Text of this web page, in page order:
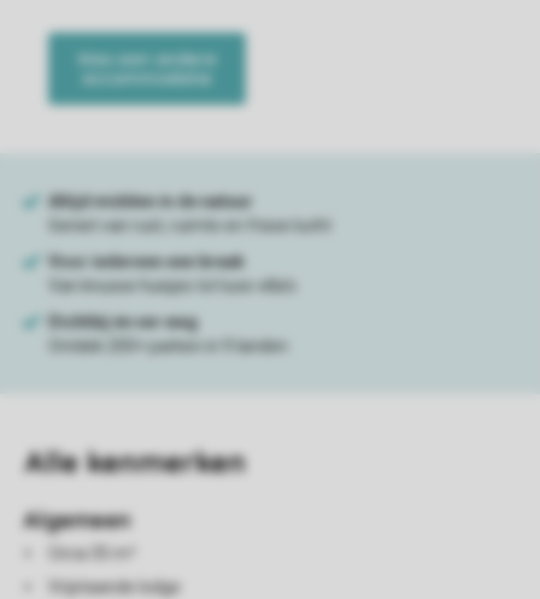
Allekenmerken
Algemeen
Circa 35 m²
Vrijstaande lodge